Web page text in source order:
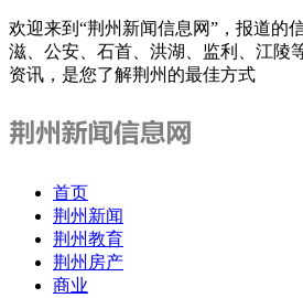
欢迎来到“荆州新闻信息网”，报道的
滋、公安、石首、洪湖、监利、江陵
资讯，是您了解荆州的最佳方式
首页
荆州新闻
荆州教育
荆州房产
商业